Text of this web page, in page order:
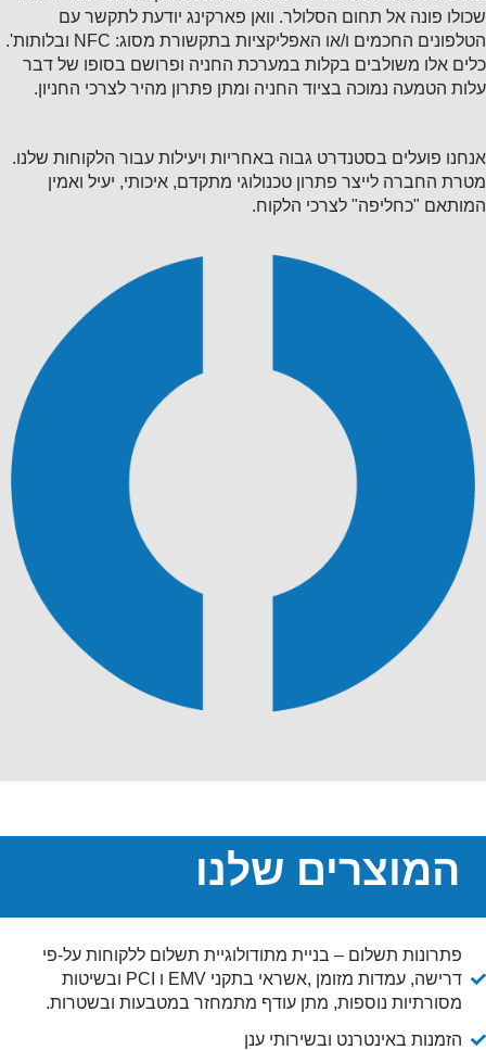
שכולו פונה אל תחום הסלולר. וואן פארקינג יודעת לתקשר עם
הטלפונים החכמים ו/או האפליקציות בתקשורת מסוג: NFC ובלותות'.
כלים אלו משולבים בקלות במערכת החניה ופרושם בסופו של דבר
עלות הטמעה נמוכה בציוד החניה ומתן פתרון מהיר לצרכי החניון.
אנחנו פועלים בסטנדרט גבוה באחריות ויעילות עבור הלקוחות שלנו.
מטרת החברה לייצר פתרון טכנולוגי מתקדם, איכותי, יעיל ואמין
המותאם "כחליפה" לצרכי הלקוח.
המוצרים שלנו
פתרונות תשלום – בניית מתודולוגיית תשלום ללקוחות על-פי
דרישה, עמדות מזומן ,אשראי בתקני EMV ו PCI ובשיטות
מסורתיות נוספות, מתן עודף מתמחזר במטבעות ובשטרות.
הזמנות באינטרנט ובשירותי ענן